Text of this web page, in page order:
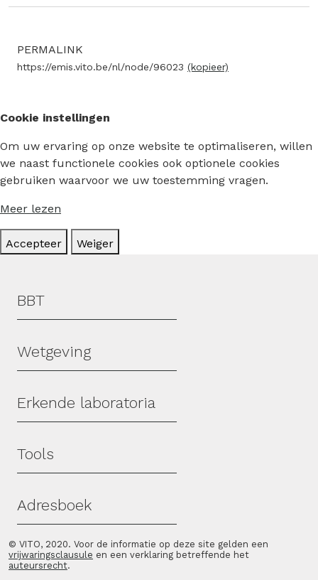
PERMALINK
https://emis.vito.be/nl/node/96023 (kopieer)
Cookie instellingen
Om uw ervaring op onze website te optimaliseren, willen
we naast functionele cookies ook optionele cookies
gebruiken waarvoor we uw toestemming vragen.
Meer lezen
Accepteer Weiger
Hoofdmenu
BBT
Wetgeving
Erkende laboratoria
Tools
Adresboek
© VITO, 2020. Voor de informatie op deze site gelden een
vrijwaringsclausule en een verklaring betreffende het
auteursrecht.